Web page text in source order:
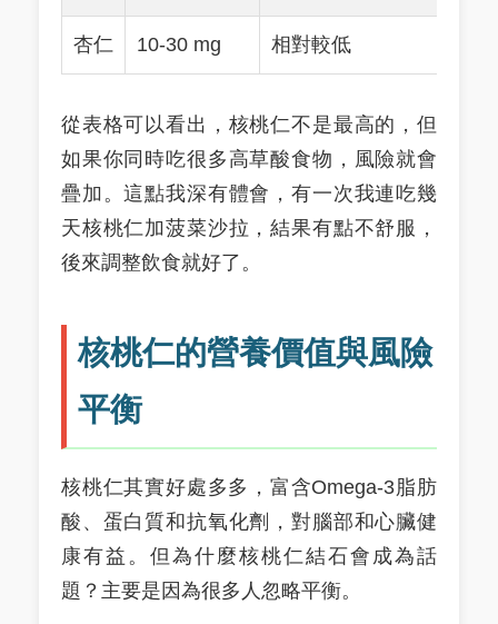
杏仁 10-30 mg 相對較低
從表格可以看出，核桃仁不是最高的，但
如果你同時吃很多高草酸食物，風險就會
疊加。這點我深有體會，有一次我連吃幾
天核桃仁加菠菜沙拉，結果有點不舒服，
後來調整飲食就好了。
核桃仁的營養價值與風險
平衡
核桃仁其實好處多多，富含Omega-3脂肪
酸、蛋白質和抗氧化劑，對腦部和心臟健
康有益。但為什麼核桃仁結石會成為話
題？主要是因為很多人忽略平衡。